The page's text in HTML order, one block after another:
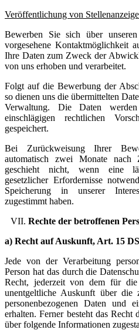
Veröffentlichung von
Bewerben Sie sich über
vorgesehene Kontaktmöglichkeit
Ihre Daten zum Zweck der
von uns erhoben und verarbeitet.
Folgt auf die Bewerbung der
so dienen uns die übermittelten
Verwaltung. Die Daten
einschlägigen rechtlichen
gespeichert.
Bei Zurückweisung Ihrer
automatisch zwei Monate nach
geschieht nicht, wenn eine
gesetzlicher Erfordernisse
Speicherung in unserer
zugestimmt haben.
Rechte der betroffenen
a) Recht auf Auskunft, Art. 15
Jede von der Verarbeitung
Person hat das durch die
Recht, jederzeit von dem für die
unentgeltliche Auskunft über die
personenbezogenen Daten und
erhalten. Ferner besteht das
über folgende Informationen